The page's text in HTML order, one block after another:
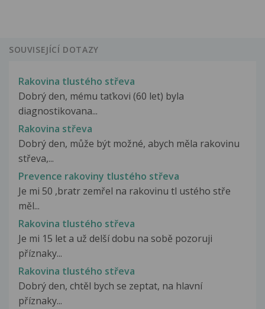
SOUVISEJÍCÍ DOTAZY
Rakovina tlustého střeva
Dobrý den, mému taťkovi (60 let) byla
diagnostikovana...
Rakovina střeva
Dobrý den, může být možné, abych měla rakovinu
střeva,...
Prevence rakoviny tlustého střeva
Je mi 50 ,bratr zemřel na rakovinu tl ustého stře
měl...
Rakovina tlustého střeva
Je mi 15 let a už delší dobu na sobě pozoruji
příznaky...
Rakovina tlustého střeva
Dobrý den, chtěl bych se zeptat, na hlavní
příznaky...